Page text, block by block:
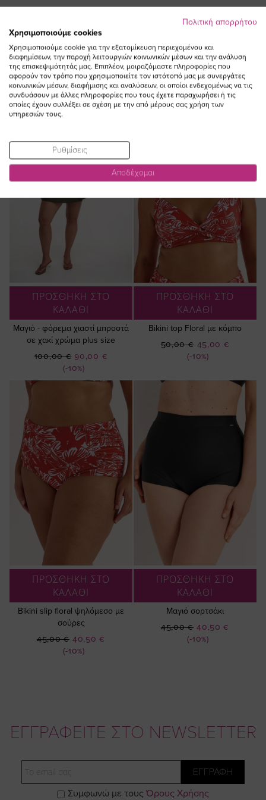
ΠΡΟΣΘΗΚΗ ΣΤΟ
ΚΑΛΑΘΙ
Μαγιό - φόρεμα χιαστί μπροστά
σε χακί χρώμα plus size
(-10%)
Ειδική
Τιμή
90,00 €
100,00 €
ΠΡΟΣΘΗΚΗ ΣΤΟ
ΚΑΛΑΘΙ
Bikini top Floral με κόμπο
(-10%)
Ειδική
Τιμή
45,00 €
50,00 €
ΠΡΟΣΘΗΚΗ ΣΤΟ
ΚΑΛΑΘΙ
Bikini slip floral ψηλόμεσο με
σούρες
(-10%)
Ειδική
Τιμή
40,50 €
45,00 €
ΠΡΟΣΘΗΚΗ ΣΤΟ
ΚΑΛΑΘΙ
Μαγιό σορτσάκι
(-10%)
Ειδική
Τιμή
40,50 €
45,00 €
ΔΕΙΤΕ ΕΠΙΣΗΣ
ΕΓΓΡΑΦΕΙΤΕ ΣΤΟ NEWSLETTER
ΕΓΓΡΑΦΗ
Συμφωνώ με τους Όρους Χρήσης
Πολιτική απορρήτου
Χρησιμοποιούμε cookies
Χρησιμοποιούμε cookie για την εξατομίκευση περιεχομένου και
διαφημίσεων, την παροχή λειτουργιών κοινωνικών μέσων και την ανάλυση
της επισκεψιμότητάς μας. Επιπλέον, μοιραζόμαστε πληροφορίες που
αφορούν τον τρόπο που χρησιμοποιείτε τον ιστότοπό μας με συνεργάτες
κοινωνικών μέσων, διαφήμισης και αναλύσεων, οι οποίοι ενδεχομένως να τις
συνδυάσουν με άλλες πληροφορίες που τους έχετε παραχωρήσει ή τις
οποίες έχουν συλλέξει σε σχέση με την από μέρους σας χρήση των
υπηρεσιών τους.
Ρυθμίσεις
Αποδέχομαι